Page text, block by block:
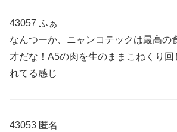
43057 ふぁ
なんつーか、ニャンコテックは最高の
才だな！A5の肉を生のままこねくり
れてる感じ
43053 匿名